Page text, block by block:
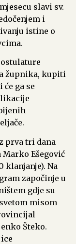
slavi sv.
i
istine o
župnika, kupiti
ga se
prva tri dana
Ešegović
klanjanje). Na
započinje u
gdje su
misom
Šteko.